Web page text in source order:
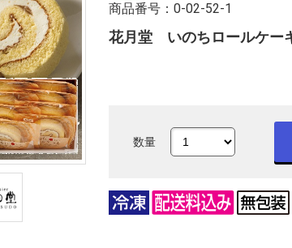
商品番号：0-02-52-1
花月堂 いのちロールケー
数量